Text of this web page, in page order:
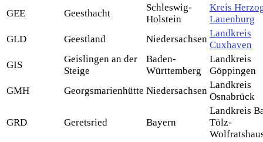
GEE
Geesthacht
Schleswig-
Holstein
Kreis
Lauenburg
GLD
Geestland Niedersachsen
Landkreis
Cuxhaven
GIS
Geislingen an der
Steige
Baden-
Württemberg
Landkreis
Göppingen
GMH
Georgsmarienhütte Niedersachsen
Landkreis
Osnabrück
GRD Geretsried Bayern
Landkreis
Tölz-